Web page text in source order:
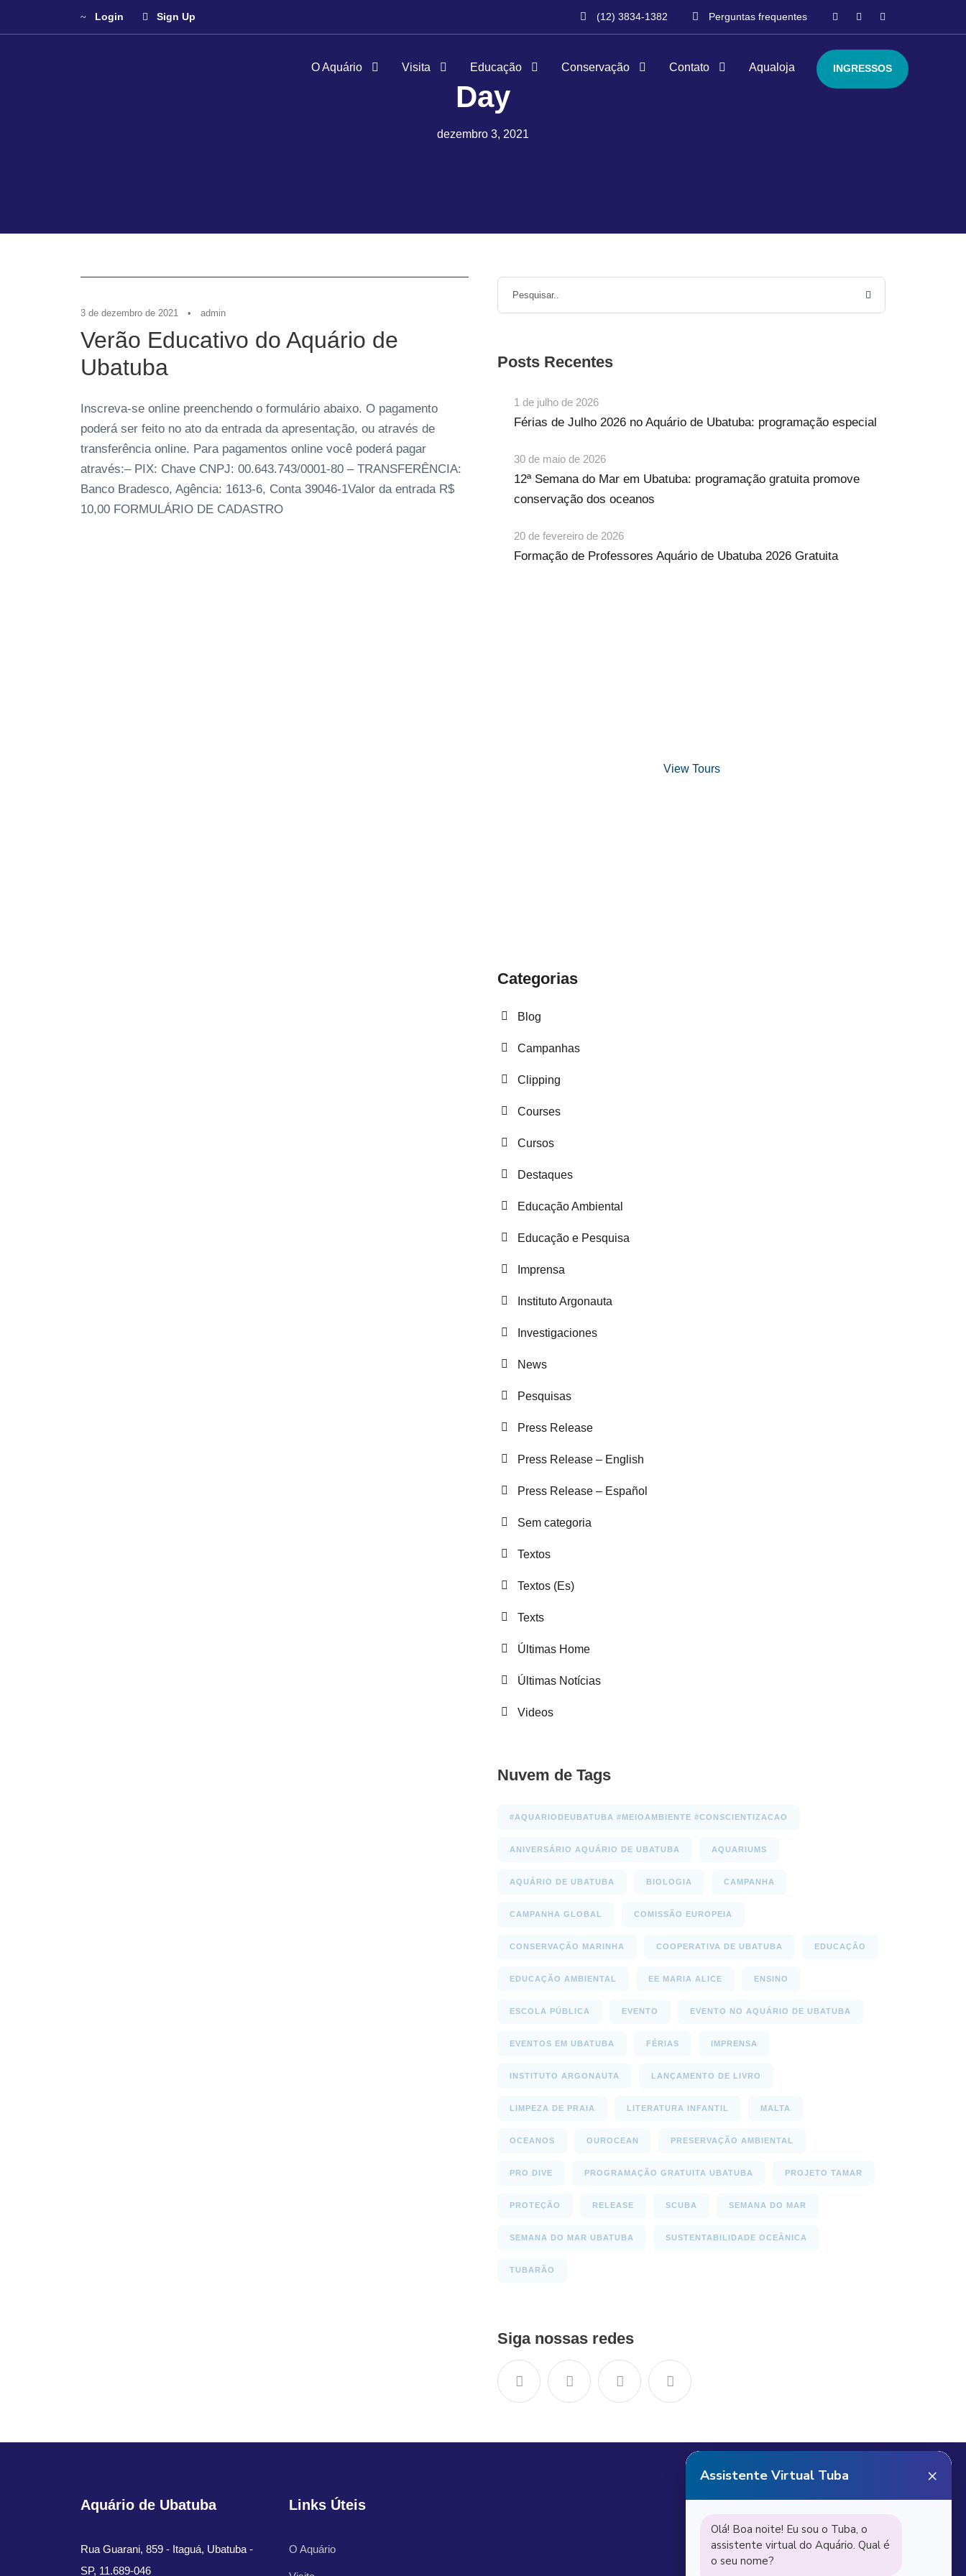
Login Sign Up (12) 3834-1382 Perguntas frequentes
O Aquário Visita Educação Conservação Contato Aqualoja INGRESSOS
Day
dezembro 3, 2021
3 de dezembro de 2021 • admin
Verão Educativo do Aquário de
Ubatuba
Inscreva-se online preenchendo o formulário abaixo. O pagamento
poderá ser feito no ato da entrada da apresentação, ou através de
transferência online. Para pagamentos online você poderá pagar
através:– PIX: Chave CNPJ: 00.643.743/0001-80 – TRANSFERÊNCIA:
Banco Bradesco, Agência: 1613-6, Conta 39046-1Valor da entrada R$
10,00 FORMULÁRIO DE CADASTRO
Posts Recentes
1 de julho de 2026
Férias de Julho 2026 no Aquário de Ubatuba: programação especial
30 de maio de 2026
12ª Semana do Mar em Ubatuba: programação gratuita promove
conservação dos oceanos
20 de fevereiro de 2026
Formação de Professores Aquário de Ubatuba 2026 Gratuita
View Tours
Categorias
Blog
Campanhas
Clipping
Courses
Cursos
Destaques
Educação Ambiental
Educação e Pesquisa
Imprensa
Instituto Argonauta
Investigaciones
News
Pesquisas
Press Release
Press Release – English
Press Release – Español
Sem categoria
Textos
Textos (Es)
Texts
Últimas Home
Últimas Notícias
Videos
Nuvem de Tags
#AQUARIODEUBATUBA #MEIOAMBIENTE #CONSCIENTIZACAO
ANIVERSÁRIO AQUÁRIO DE UBATUBA AQUARIUMS
AQUÁRIO DE UBATUBA BIOLOGIA CAMPANHA
CAMPANHA GLOBAL COMISSÃO EUROPEIA
CONSERVAÇÃO MARINHA COOPERATIVA DE UBATUBA EDUCAÇÃO
EDUCAÇÃO AMBIENTAL EE MARIA ALICE ENSINO
ESCOLA PÚBLICA EVENTO EVENTO NO AQUÁRIO DE UBATUBA
EVENTOS EM UBATUBA FÉRIAS IMPRENSA
INSTITUTO ARGONAUTA LANÇAMENTO DE LIVRO
LIMPEZA DE PRAIA LITERATURA INFANTIL MALTA
OCEANOS OUROCEAN PRESERVAÇÃO AMBIENTAL
PRO DIVE PROGRAMAÇÃO GRATUITA UBATUBA PROJETO TAMAR
PROTEÇÃO RELEASE SCUBA SEMANA DO MAR
SEMANA DO MAR UBATUBA SUSTENTABILIDADE OCEÂNICA
TUBARÃO
Siga nossas redes
Aquário de Ubatuba
Rua Guarani, 859 - Itaguá, Ubatuba -
SP, 11.689-046
Links Úteis
O Aquário
Receba notícias do
Aquário